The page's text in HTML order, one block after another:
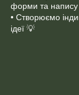
форми та напису
• Створюємо
ідеї 💡